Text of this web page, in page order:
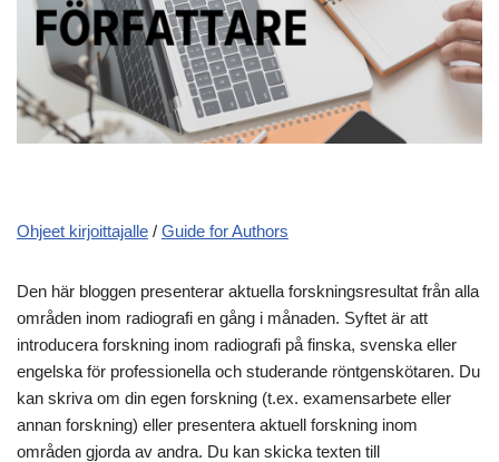
Ohjeet kirjoittajalle / Guide for Authors
Den här bloggen presenterar aktuella forskningsresultat från alla
områden inom radiografi en gång i månaden. Syftet är att
introducera forskning inom radiografi på finska, svenska eller
engelska för professionella och studerande röntgenskötaren. Du
kan skriva om din egen forskning (t.ex. examensarbete eller
annan forskning) eller presentera aktuell forskning inom
områden gjorda av andra. Du kan skicka texten till